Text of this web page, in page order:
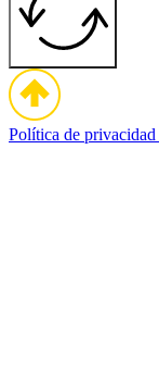
Política de privacidad